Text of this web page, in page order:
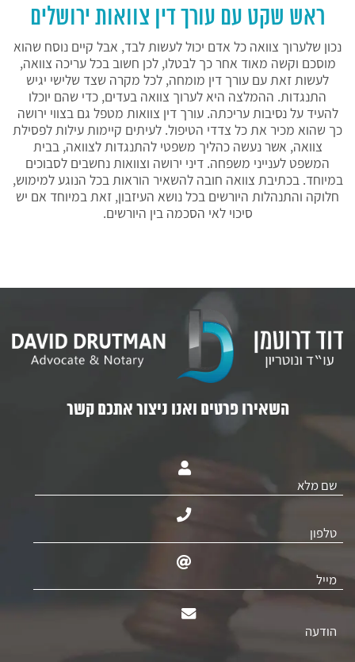
ראש שקט עם עורך דין צוואות ירושלים
נכון שלערוך צוואה כל אדם יכול לעשות לבד, אבל קיים נוסח שהוא
מוסכם וקשה מאוד אחר כך לבטלו, לכן חשוב בכל עריכה צוואה,
לעשות זאת עם עורך דין מומחה, לכל מקרה שצד שלישי יגיש
התנגדות. ההמלצה היא לערוך צוואה בעדים, כדי שהם יוכלו
להעיד על נסיבות עריכתה. עורך דין צוואות מטפל גם בצווי ירושה
כך שהוא מכיר את כל צדדי הטיפול. לעיתים קיימות עילות לפסילת
צוואה, אשר נעשה כהליך משפטי להתנגדות לצוואה, בבית
המשפט לענייני משפחה. דיני ירושה וצוואות נחשבים לסבוכים
במיוחד. בכתיבת צוואה חובה להשאיר הוראות בכל הנוגע למימוש,
חלוקה והתנהלות היורשים בכל נושא העיזבון, זאת במיוחד אם יש
סיכוי לאי הסכמה בין היורשים.
השאירו פרטים ואנו ניצור אתכם קשר